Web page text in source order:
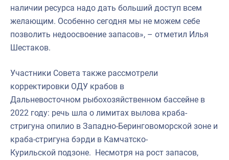
наличии ресурса надо дать больший доступ всем
желающим. Особенно сегодня мы не можем себе
позволить недоосвоение запасов», – отметил Илья
Шестаков.
Участники Совета также рассмотрели
корректировки ОДУ крабов в
Дальневосточном рыбохозяйственном бассейне в
2022 году: речь шла о лимитах вылова краба-
стригуна опилио в Западно-Беринговоморской зоне и
краба-стригуна бэрди в Камчатско-
Курильской подзоне. Несмотря на рост запасов,